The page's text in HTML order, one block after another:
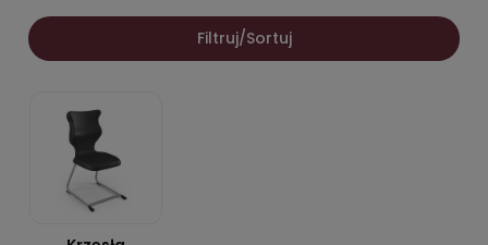
Filtruj/Sortuj